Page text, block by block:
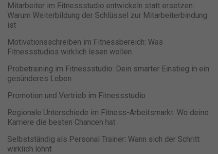
Mitarbeiter im Fitnessstudio entwickeln statt ersetzen:
Warum Weiterbildung der Schlüssel zur Mitarbeiterbindung
ist
Motivationsschreiben im Fitnessbereich: Was
Fitnessstudios wirklich lesen wollen
Probetraining im Fitnessstudio: Dein smarter Einstieg in ein
gesünderes Leben
Promotion und Vertrieb im Fitnessstudio
Regionale Unterschiede im Fitness-Arbeitsmarkt: Wo deine
Karriere die besten Chancen hat
Selbstständig als Personal Trainer: Wann sich der Schritt
wirklich lohnt